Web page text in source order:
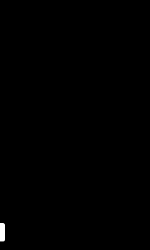
der Bundesregierung für